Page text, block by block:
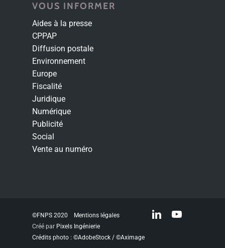
VOUS INFORMER
Aides à la presse
CPPAP
Diffusion postale
Environnement
Europe
Fiscalité
Juridique
Numérique
Publicité
Social
Vente au numéro
©FNPS 2020
Mentions légales
Créé par Pixels Ingénierie
Crédits photo : ©AdobeStock / ©Aximage
linkedinyoutube